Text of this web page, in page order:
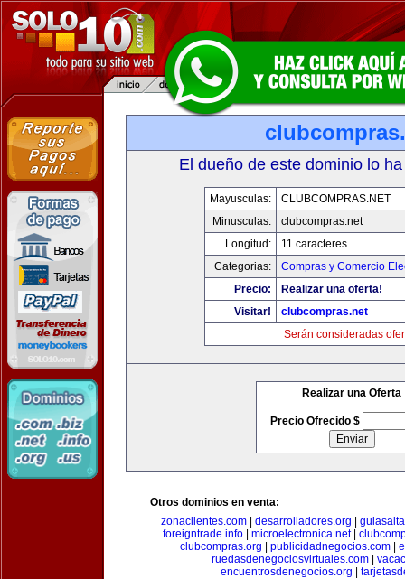
El dueño de este dominio lo
Mayusculas:
CLUBCOMPRAS.NET
Minusculas:
clubcompras.net
Longitud:
11 caracteres
Categorias:
Compras y Comercio
Precio:
Realizar una oferta!
Visitar!
clubcompras.net
Serán consideradas
Realizar una Oferta
Precio Ofrecido $
Otros dominios en venta:
zonaclientes.com| desarrolladores.org
foreigntrade.info
microelectronica.net|
clubcompras.org
publicidadnegocios.com
ruedasdenegociosvirtuales.com|
encuentrosdenegocios.org